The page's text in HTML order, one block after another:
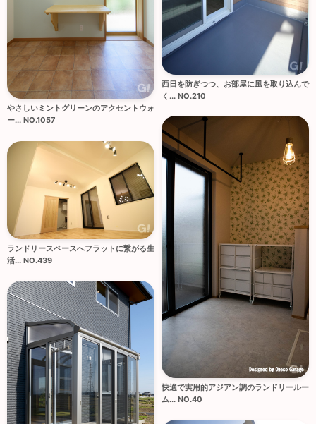
西日を防ぎつつ、お部屋に風を取り込んで
く... NO.210
やさしいミントグリーンのアクセントウォ
ー... NO.1057
快適で実用的アジアン調のランドリールー
ム... NO.40
ランドリースペースへフラットに繋がる生
活... NO.439